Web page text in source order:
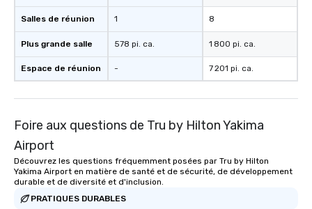
Salles de réunion
Plus grande salle
Espace de réunion
1
578 pi. ca.
-
8
1 800 pi. ca.
7 201 pi. ca.
Foire aux questions de Tru by Hilton Yakima
Airport
Découvrez les questions fréquemment posées par Tru by Hilton
Yakima Airport en matière de santé et de sécurité, de développement
durable et de diversité et d'inclusion.
PRATIQUES DURABLES